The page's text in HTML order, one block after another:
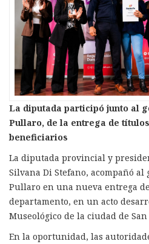
La diputada participó junto al
Pullaro, de la entrega de
beneficiarios
La diputada provincial y
Silvana Di Stefano, acompañó
Pullaro en una nueva entrega
departamento, en un acto
Museológico de la ciudad de San
En la oportunidad, las